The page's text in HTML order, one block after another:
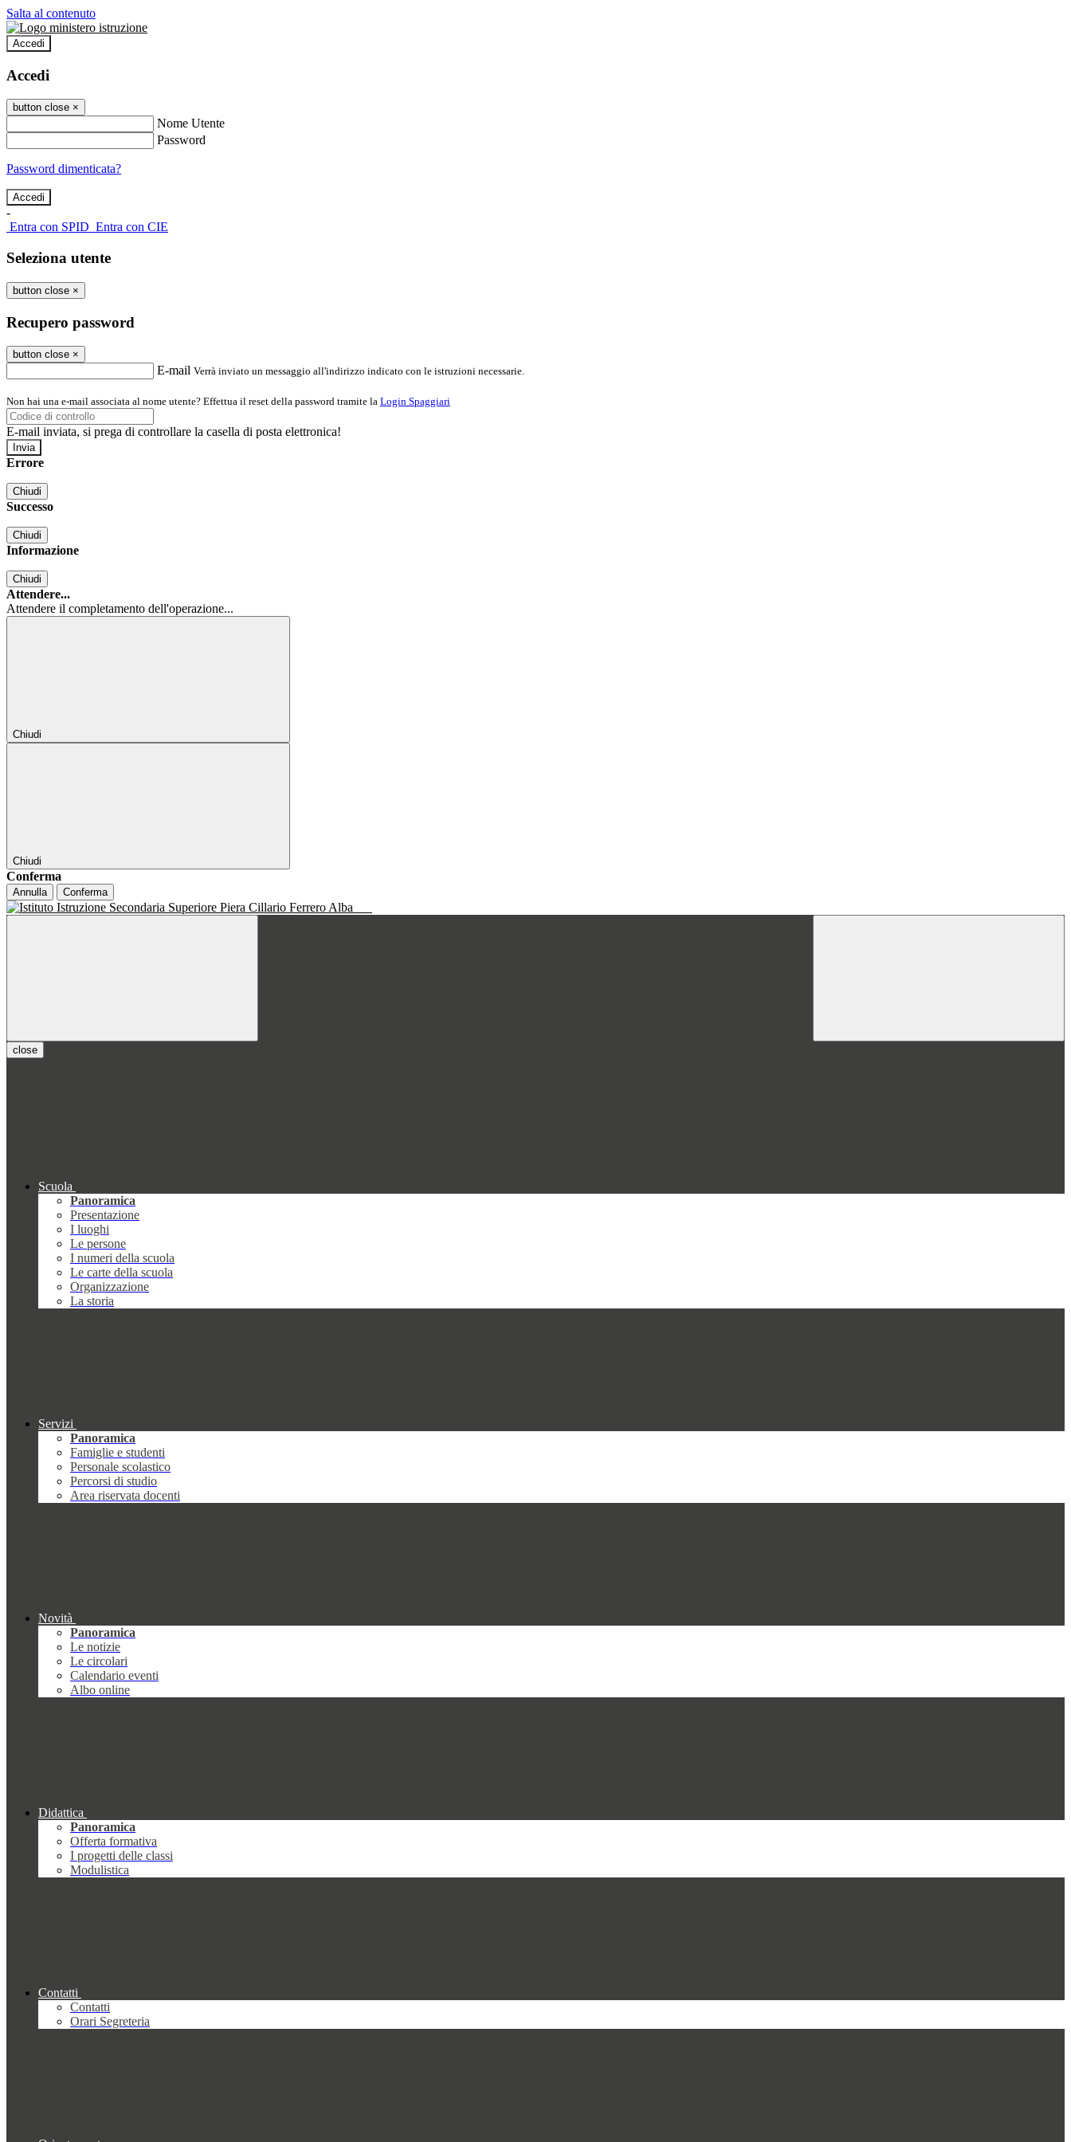
Salta al contenuto
Accedi
Accedi
button close ×
Nome Utente
Password
Password dimenticata?
-
Entra con SPID Entra con CIE
Seleziona utente
button close ×
Recupero password
button close ×
E-mail Verrà inviato un messaggio all'indirizzo indicato con le istruzioni necessarie.
Non hai una e-mail associata al nome utente? Effettua il reset della password tramite la Login Spaggiari
E-mail inviata, si prega di controllare la casella di posta elettronica!
Errore
Chiudi
Successo
Chiudi
Informazione
Chiudi
Attendere...
Attendere il completamento dell'operazione...
Chiudi
Chiudi
Conferma
Annulla Conferma
close
Scuola
Panoramica
Presentazione
I luoghi
Le persone
I numeri della scuola
Le carte della scuola
Organizzazione
La storia
Servizi
Panoramica
Famiglie e studenti
Personale scolastico
Percorsi di studio
Area riservata docenti
Novità
Panoramica
Le notizie
Le circolari
Calendario eventi
Albo online
Didattica
Panoramica
Offerta formativa
I progetti delle classi
Modulistica
Contatti
Contatti
Orari Segreteria